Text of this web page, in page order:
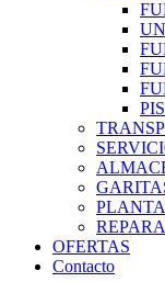
OFERTAS
Contacto